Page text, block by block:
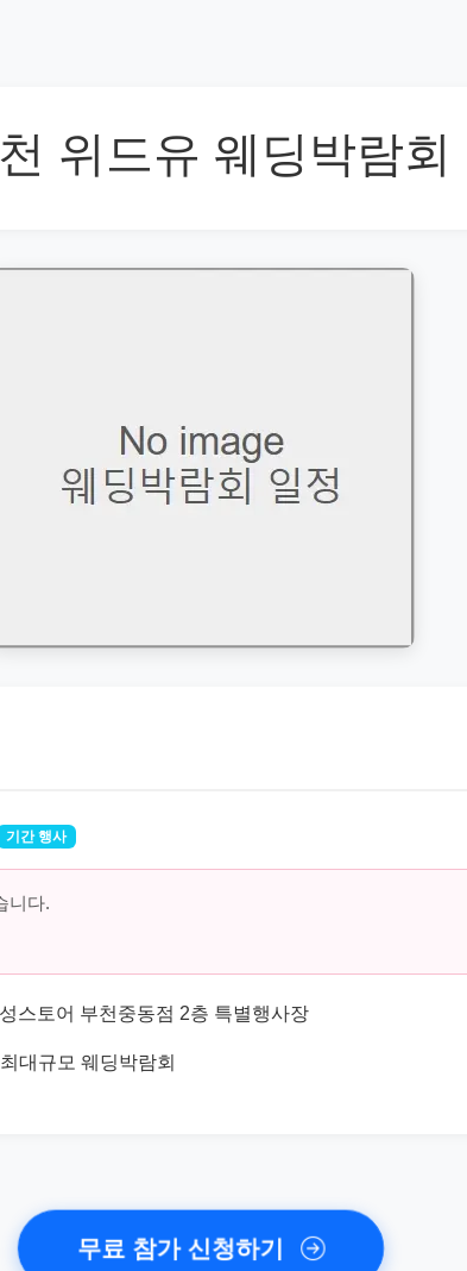
위드유 웨딩박람회
기간 행사
니다.
스토어 부천중동점 2층 특별행사장
대규모 웨딩박람회
무료 참가 신청하기